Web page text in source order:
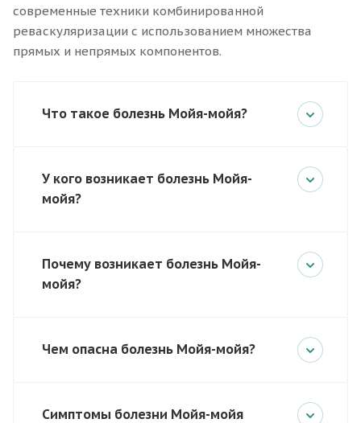
современные техники комбинированной
реваскуляризации с использованием множества
прямых и непрямых компонентов.
Что такое болезнь Мойя-мойя?
У кого возникает болезнь Мойя-
мойя?
Почему возникает болезнь Мойя-
мойя?
Чем опасна болезнь Мойя-мойя?
Симптомы болезни Мойя-мойя